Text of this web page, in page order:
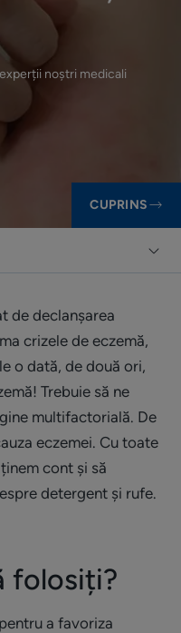
experții noștri medicali
CUPRINS
de declanșarea
crizele de eczemă,
o dată, de două ori,
Trebuie să ne
multifactorială. De
eczemei. Cu toate
cont și să
detergent și rufe.
folosiți?
a favoriza